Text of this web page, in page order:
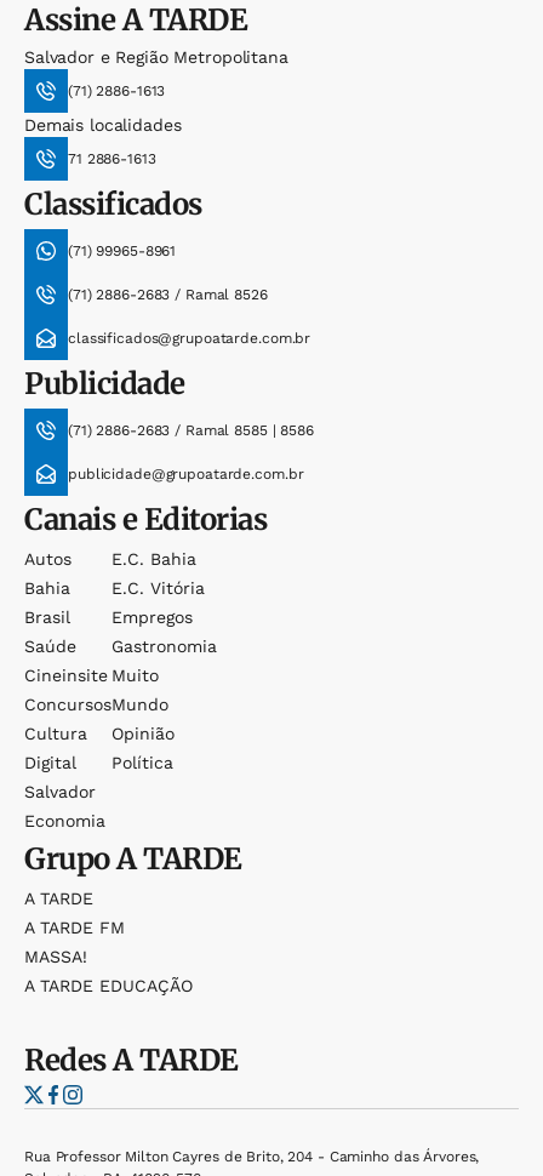
AssineA TARDE
Salvador e Região Metropolitana
(71) 2886-1613
Demais localidades
71 2886-1613
Classificados
(71) 99965-8961
(71) 2886-2683 / Ramal 8526
classificados@grupoatarde.com.br
Publicidade
(71) 2886-2683 / Ramal 8585 | 8586
publicidade@grupoatarde.com.br
Canais e Editorias
Autos
Bahia
Brasil
Saúde
Cineinsite
Concursos
Cultura
Digital
Salvador
Economia
E.c. Bahia
E.c. Vitória
Empregos
Gastronomia
Muito
Mundo
Opinião
Política
GrupoA TARDE
A TARDE
A TARDE FM
MASSA!
A TARDE EDUCAÇÃO
RedesA TARDE
Rua Professor Milton Cayres de Brito, 204 - Caminho das Árvores,